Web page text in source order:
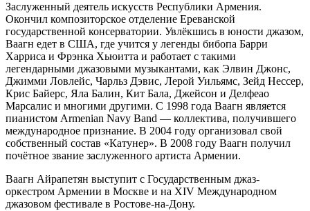
Заслуженный деятель искусств Республики Армения.
Окончил композиторское отделение Ереванской
государственной консерватории. Увлёкшись в юности джазом,
Ваагн едет в США, где учится у легенды бибопа Барри
Харриса и Фрэнка Хьюитта и работает с такими
легендарными джазовыми музыкантами, как Элвин Джонс,
Джимми Ловлейс, Чарльз Дэвис, Лерой Уильямс, Зейд Нессер,
Крис Байерс, Яла Балин, Кит Бала, Джейсон и Делфеао
Марсалис и многими другими. С 1998 года Ваагн является
пианистом Armenian Navy Band — коллектива, получившего
международное признание. В 2004 году организовал свой
собственный состав «Катунер». В 2008 году Ваагн получил
почётное звание заслуженного артиста Армении.
Ваагн Айрапетян выступит с Государственным джаз-
оркестром Армении в Москве и на XIV Международном
джазовом фестивале в Ростове-на-Дону.